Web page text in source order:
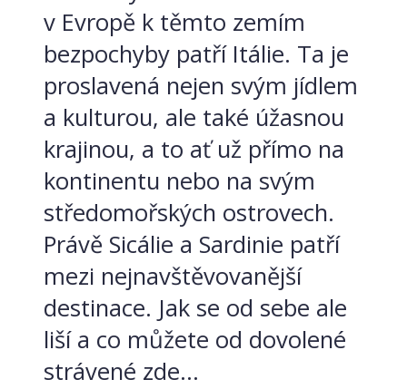
v Evropě k těmto zemím
bezpochyby patří Itálie. Ta je
proslavená nejen svým jídlem
a kulturou, ale také úžasnou
krajinou, a to ať už přímo na
kontinentu nebo na svým
středomořských ostrovech.
Právě Sicálie a Sardinie patří
mezi nejnavštěvovanější
destinace. Jak se od sebe ale
liší a co můžete od dovolené
strávené zde...